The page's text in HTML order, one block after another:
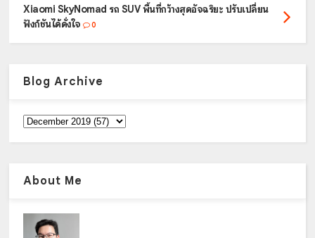
Xiaomi SkyNomad รถ SUV พื้นที่กว้างสุดอัจฉริยะ ปรับเปลี่ยน
ฟังก์ชันได้ดั่งใจ
0
Blog Archive
About Me